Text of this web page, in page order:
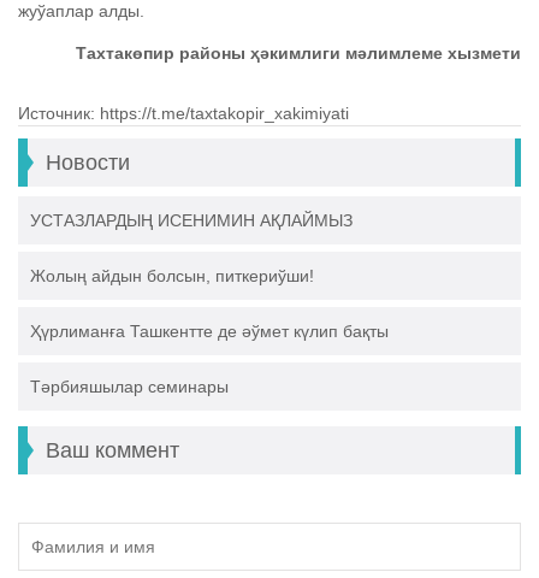
жуўаплар алды.
Тахтакөпир районы ҳәкимлиги мәлимлеме хызмети
Источник: https://t.me/taxtakopir_xakimiyati
Новости
УСТАЗЛАРДЫҢ ИСЕНИМИН АҚЛАЙМЫЗ
Жолың айдын болсын, питкериўши!
Ҳүрлиманға Ташкентте де әўмет күлип бақты
Тәрбияшылар семинары
Ваш коммент